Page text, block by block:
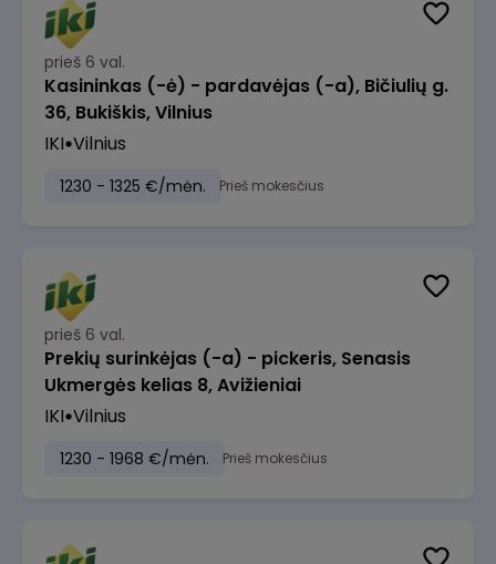
prieš 6 val.
Kasininkas (-ė) - pardavėjas (-a), Bičiulių g.
36, Bukiškis, Vilnius
IKI Vilnius
1230 - 1325 €/mėn. Prieš mokesčius
prieš 6 val.
Prekių surinkėjas (-a) - pickeris, Senasis
Ukmergės kelias 8, Avižieniai
IKI Vilnius
1230 - 1968 €/mėn. Prieš mokesčius